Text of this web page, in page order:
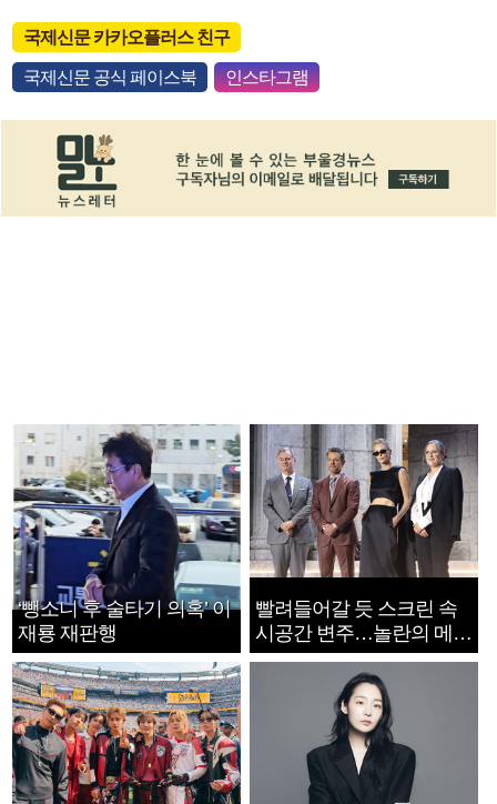
국제신문 카카오플러스 친구
국제신문 공식 페이스북 인스타그램
‘뺑소니 후 술타기 의혹’ 이
재룡 재판행
빨려들어갈 듯 스크린 속
시공간 변주…놀란의 메시
지는 ‘전쟁 속죄’